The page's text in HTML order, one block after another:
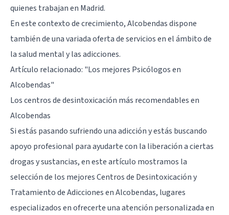
quienes trabajan en Madrid.
En este contexto de crecimiento, Alcobendas dispone
también de una variada oferta de servicios en el ámbito de
la salud mental y las adicciones.
Artículo relacionado: "Los mejores Psicólogos en
Alcobendas"
Los centros de desintoxicación más recomendables en
Alcobendas
Si estás pasando sufriendo una adicción y estás buscando
apoyo profesional para ayudarte con la liberación a ciertas
drogas y sustancias, en este artículo mostramos la
selección de los mejores Centros de Desintoxicación y
Tratamiento de Adicciones en Alcobendas, lugares
especializados en ofrecerte una atención personalizada en